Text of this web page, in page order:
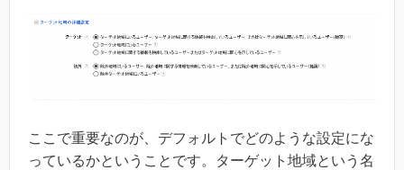
ここで重要なのが、デフォルトでどのような設定にな
っているかということです。ターゲット地域という名